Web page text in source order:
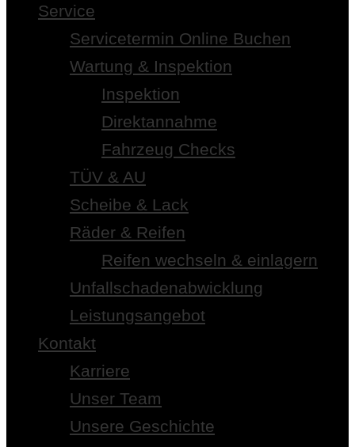
Service
Servicetermin Online Buchen
Wartung & Inspektion
Inspektion
Direktannahme
Fahrzeug Checks
TÜV & AU
Scheibe & Lack
Räder & Reifen
Reifen wechseln & einlagern
Unfallschadenabwicklung
Leistungsangebot
Kontakt
Karriere
Unser Team
Unsere Geschichte